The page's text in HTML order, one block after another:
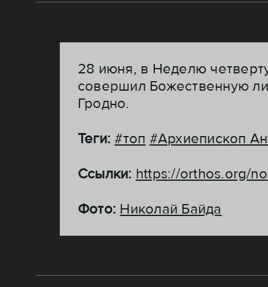
28 июня, в Неделю
совершил Божественную
Гродно.
Теги:#топ #Архиепископ
Ссылки: https://orthos.org/
Фото: Николай Байда